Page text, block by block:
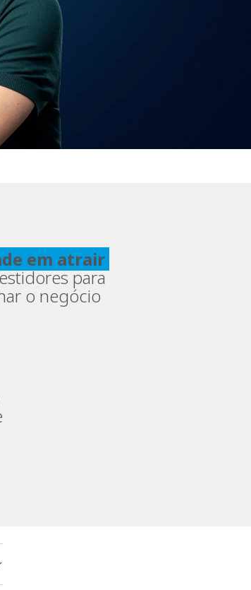
em atrair
para
o negócio